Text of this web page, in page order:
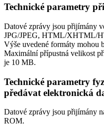
Technické parametry
Datové zprávy jsou přijímány
JPG/JPEG, HTML/XHTML/
Výše uvedené formáty mohou
Maximální přípustná velikost
je 10 MB.
Technické parametry
předávat elektronická
Datové zprávy jsou přijímány
ROM.